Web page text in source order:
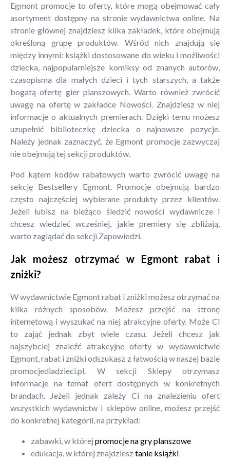
Egmont promocje to oferty, które mogą obejmować cały
asortyment dostępny na stronie wydawnictwa online. Na
stronie głównej znajdziesz kilka zakładek, które obejmują
określoną grupę produktów. Wśród nich znajdują się
między innymi: książki dostosowane do wieku i możliwości
dziecka, najpopularniejsze komiksy od znanych autorów,
czasopisma dla małych dzieci i tych starszych, a także
bogatą ofertę gier planszowych. Warto również zwrócić
uwagę na ofertę w zakładce Nowości. Znajdziesz w niej
informacje o aktualnych premierach. Dzięki temu możesz
uzupełnić biblioteczkę dziecka o najnowsze pozycje.
Należy jednak zaznaczyć, że Egmont promocje zazwyczaj
nie obejmują tej sekcji produktów.
Pod kątem kodów rabatowych warto zwrócić uwagę na
sekcję Bestsellery Egmont. Promocje obejmują bardzo
często najczęściej wybierane produkty przez klientów.
Jeżeli lubisz na bieżąco śledzić nowości wydawnicze i
chcesz wiedzieć wcześniej, jakie premiery się zbliżają,
warto zaglądać do sekcji Zapowiedzi.
Jak możesz otrzymać w Egmont rabat i
zniżki?
W wydawnictwie Egmont rabat i zniżki możesz otrzymać na
kilka różnych sposobów. Możesz przejść na stronę
internetową i wyszukać na niej atrakcyjne oferty. Może Ci
to zająć jednak zbyt wiele czasu. Jeżeli chcesz jak
najszybciej znaleźć atrakcyjne oferty w wydawnictwie
Egmont, rabat i zniżki odszukasz z łatwością w naszej bazie
promocjedladzieci.pl. W sekcji Sklepy otrzymasz
informacje na temat ofert dostępnych w konkretnych
brandach. Jeżeli jednak zależy Ci na znalezieniu ofert
wszystkich wydawnictw i sklepów online, możesz przejść
do konkretnej kategorii, na przykład:
zabawki, w której promocje na gry planszowe
edukacja, w której znajdziesz tanie książki